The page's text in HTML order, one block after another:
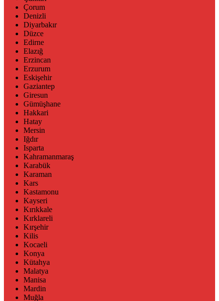
Çorum
Denizli
Diyarbakır
Düzce
Edirne
Elazığ
Erzincan
Erzurum
Eskişehir
Gaziantep
Giresun
Gümüşhane
Hakkari
Hatay
Mersin
Iğdır
Isparta
Kahramanmaraş
Karabük
Karaman
Kars
Kastamonu
Kayseri
Kırıkkale
Kırklareli
Kırşehir
Kilis
Kocaeli
Konya
Kütahya
Malatya
Manisa
Mardin
Muğla